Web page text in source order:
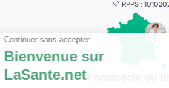
N° RPPS :